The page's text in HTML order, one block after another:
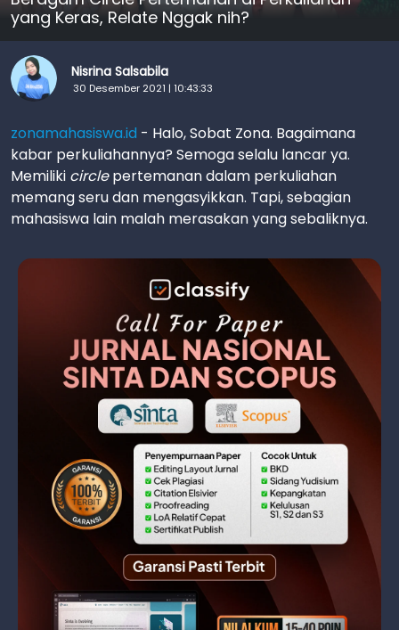
yang Keras, Relate Nggak nih?
Nisrina Salsabila
30 Desember 2021 | 10:43:33
zonamahasiswa.id - Halo, Sobat Zona. Bagaimana
kabar perkuliahannya? Semoga selalu lancar ya.
Memiliki circlepertemanan dalam perkuliahan
memang seru dan mengasyikkan. Tapi, sebagian
mahasiswa lain malah merasakan yang sebaliknya.